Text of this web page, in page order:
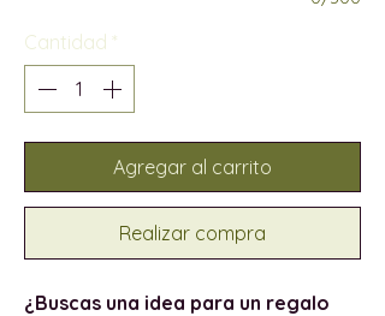
Cantidad *
Agregar al carrito
Realizar compra
¿Buscas una idea para un regalo